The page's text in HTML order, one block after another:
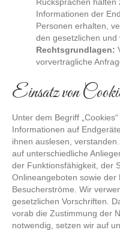
Informationen der
Personen erhalten,
den gesetzlichen und
Rechtsgrundlagen:
vorvertragliche
Einsatz von
Unter dem Begriff
Informationen auf
ihnen auslesen,
auf unterschiedliche
der Funktionsfähigkeit, der
Onlineangeboten sowie der
Besucherströme. Wir
gesetzlichen Vorschriften.
vorab die Zustimmung der
notwendig, setzen wir auf